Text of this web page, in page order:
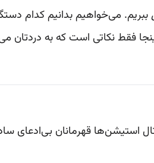
ببریم. می‌خواهیم بدانیم کدام
استیشن‌ها قهرمانان بی‌ادعای